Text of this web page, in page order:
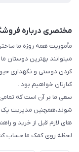
مختصری درباره
مأموریت همه روزه ما
میتوانند بهترین دوستان
کردن دوستی و نگهداری
کنارتان خواهیم بود .
سعی ما بر آن است که
شوند،همچنین مدیریت یک
های لازم قبل از خرید و
لحظه روی کمک ما حساب